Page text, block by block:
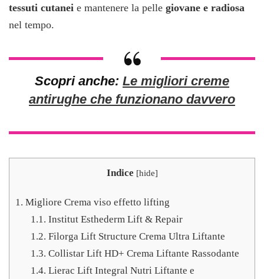
tessuti cutanei e mantenere la pelle giovane e radiosa
nel tempo.
Scopri anche: Le migliori creme
antirughe che funzionano davvero
Indice [hide]
1. Migliore Crema viso effetto lifting
1.1. Institut Esthederm Lift & Repair
1.2. Filorga Lift Structure Crema Ultra Liftante
1.3. Collistar Lift HD+ Crema Liftante Rassodante
1.4. Lierac Lift Integral Nutri Liftante e